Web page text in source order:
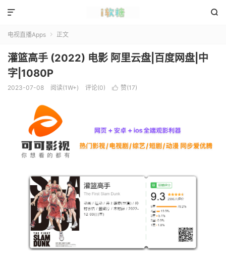


电视直播Apps  正文
灌篮高手 (2022) 电影 阿里云盘|百度网盘|中
字|1080P
2023-07-08 阅读(1W+) 评论(0)  赞(17)